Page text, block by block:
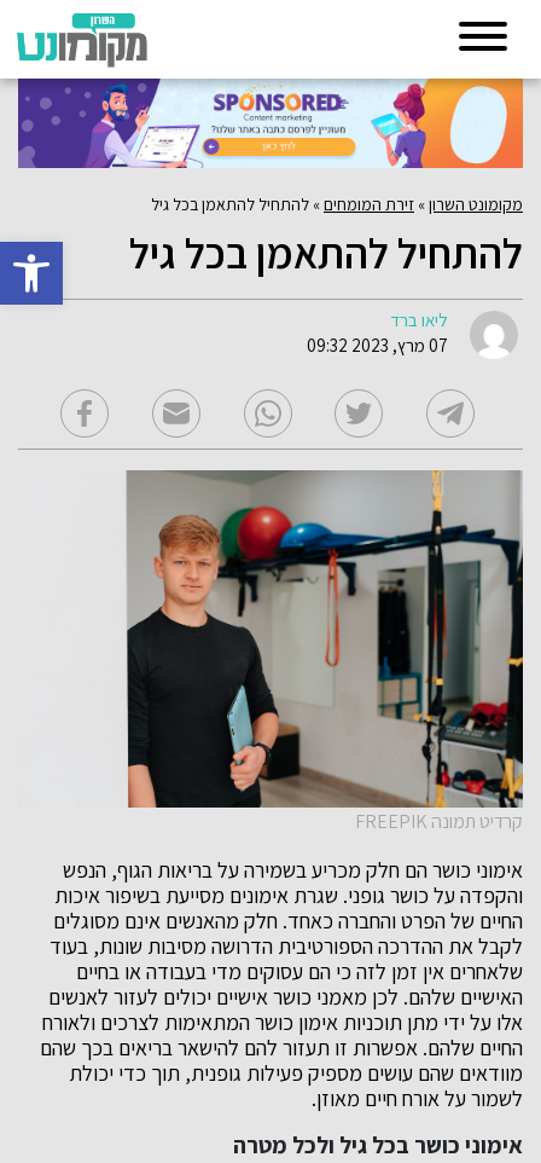
פתח
מקומונט השרון» זירת המומחים» להתחיל להתאמן בכל גיל
להתחיל להתאמן בכל גיל
ליאו ברד
07 מרץ, 2023 09:32
קרדיט תמונה FREEPIK
אימוני כושר הם חלק מכריע בשמירה על בריאות הגוף, הנפש
והקפדה על כושר גופני. שגרת אימונים מסייעת בשיפור איכות
החיים של הפרט והחברה כאחד. חלק מהאנשים אינם מסוגלים
לקבל את ההדרכה הספורטיבית הדרושה מסיבות שונות, בעוד
שלאחרים אין זמן לזה כי הם עסוקים מדי בעבודה או בחיים
האישיים שלהם. לכן מאמני כושר אישיים יכולים לעזור לאנשים
אלו על ידי מתן תוכניות אימון כושר המתאימות לצרכים ולאורח
החיים שלהם. אפשרות זו תעזור להם להישאר בריאים בכך שהם
מוודאים שהם עושים מספיק פעילות גופנית, תוך כדי יכולת
לשמור על אורח חיים מאוזן.
אימוני כושר בכל גיל ולכל מטרה